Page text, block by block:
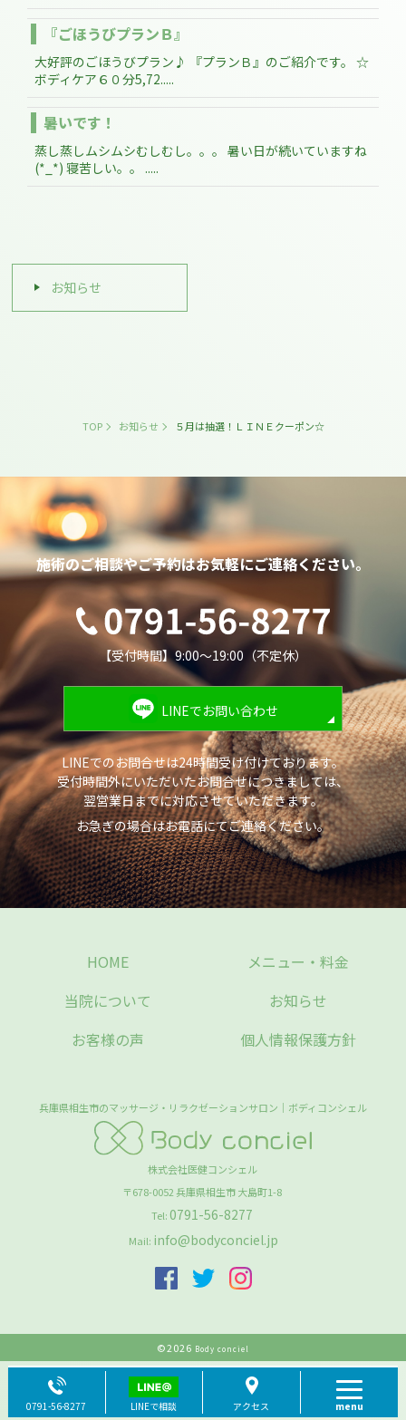
『ごほうびプランＢ』
大好評のごほうびプラン♪ 『プランＢ』のご紹介です。 ☆
ボディケア６０分5,72.....
暑いです！
蒸し蒸しムシムシむしむし。。。 暑い日が続いていますね
(*_*) 寝苦しい。。 .....
お知らせ
TOP お知らせ ５月は抽選！ＬＩＮＥクーポン☆
施術のご相談やご予約はお気軽にご連絡ください。
【受付時間】9:00～19:00（不定休）
LINEでお問い合わせ
LINEでのお問合せは24時間受け付けております。
受付時間外にいただいたお問合せにつきましては、
翌営業日までに対応させていただきます。
お急ぎの場合はお電話にてご連絡ください。
HOME
メニュー・料金
当院について
お知らせ
お客様の声
個人情報保護方針
兵庫県相生市のマッサージ・リラクゼーションサロン｜ボディコンシェル
株式会社医健コンシェル
〒678-0052兵庫県相生市大島町1-8
Tel: 0791-56-8277
Mail: info@bodyconciel.jp
©2026 Body conciel
0791-56-8277 LINEで相談 アクセス menu